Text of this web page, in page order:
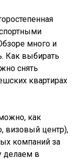
много и
Как выбирать
снять
квартирах
как
визовый центр),
компаний за
делаем в